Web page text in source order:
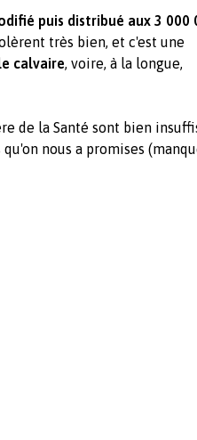
puis distribué aux 3 000
très bien, et c'est une
calvaire, voire, à la longue,
de la Santé sont bien
nous a promises